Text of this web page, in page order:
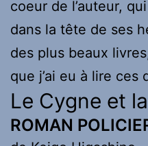
coeur de l’auteur,
dans la tête de ses
des plus beaux
que j’ai eu à lire ces
Le Cygne et
ROMAN